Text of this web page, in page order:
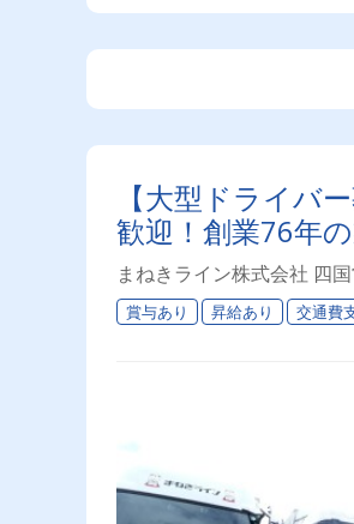
【大型ドライバ
歓迎！創業76年
まねきライン株式会社 四
賞与あり 昇給あり 交通費